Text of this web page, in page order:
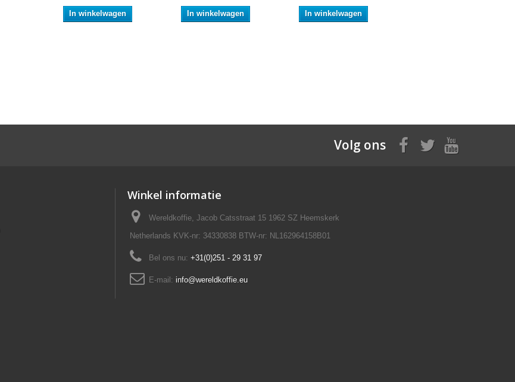
In winkelwagen In winkelwagen In winkelwagen
Volg ons
Winkel informatie
Wereldkoffie, Jacob Catsstraat 15 1962 SZ Heemskerk
Netherlands KVK-nr: 34330838 BTW-nr: NL162964158B01
Bel ons nu: +31(0)251 - 29 31 97
E-mail: info@wereldkoffie.eu